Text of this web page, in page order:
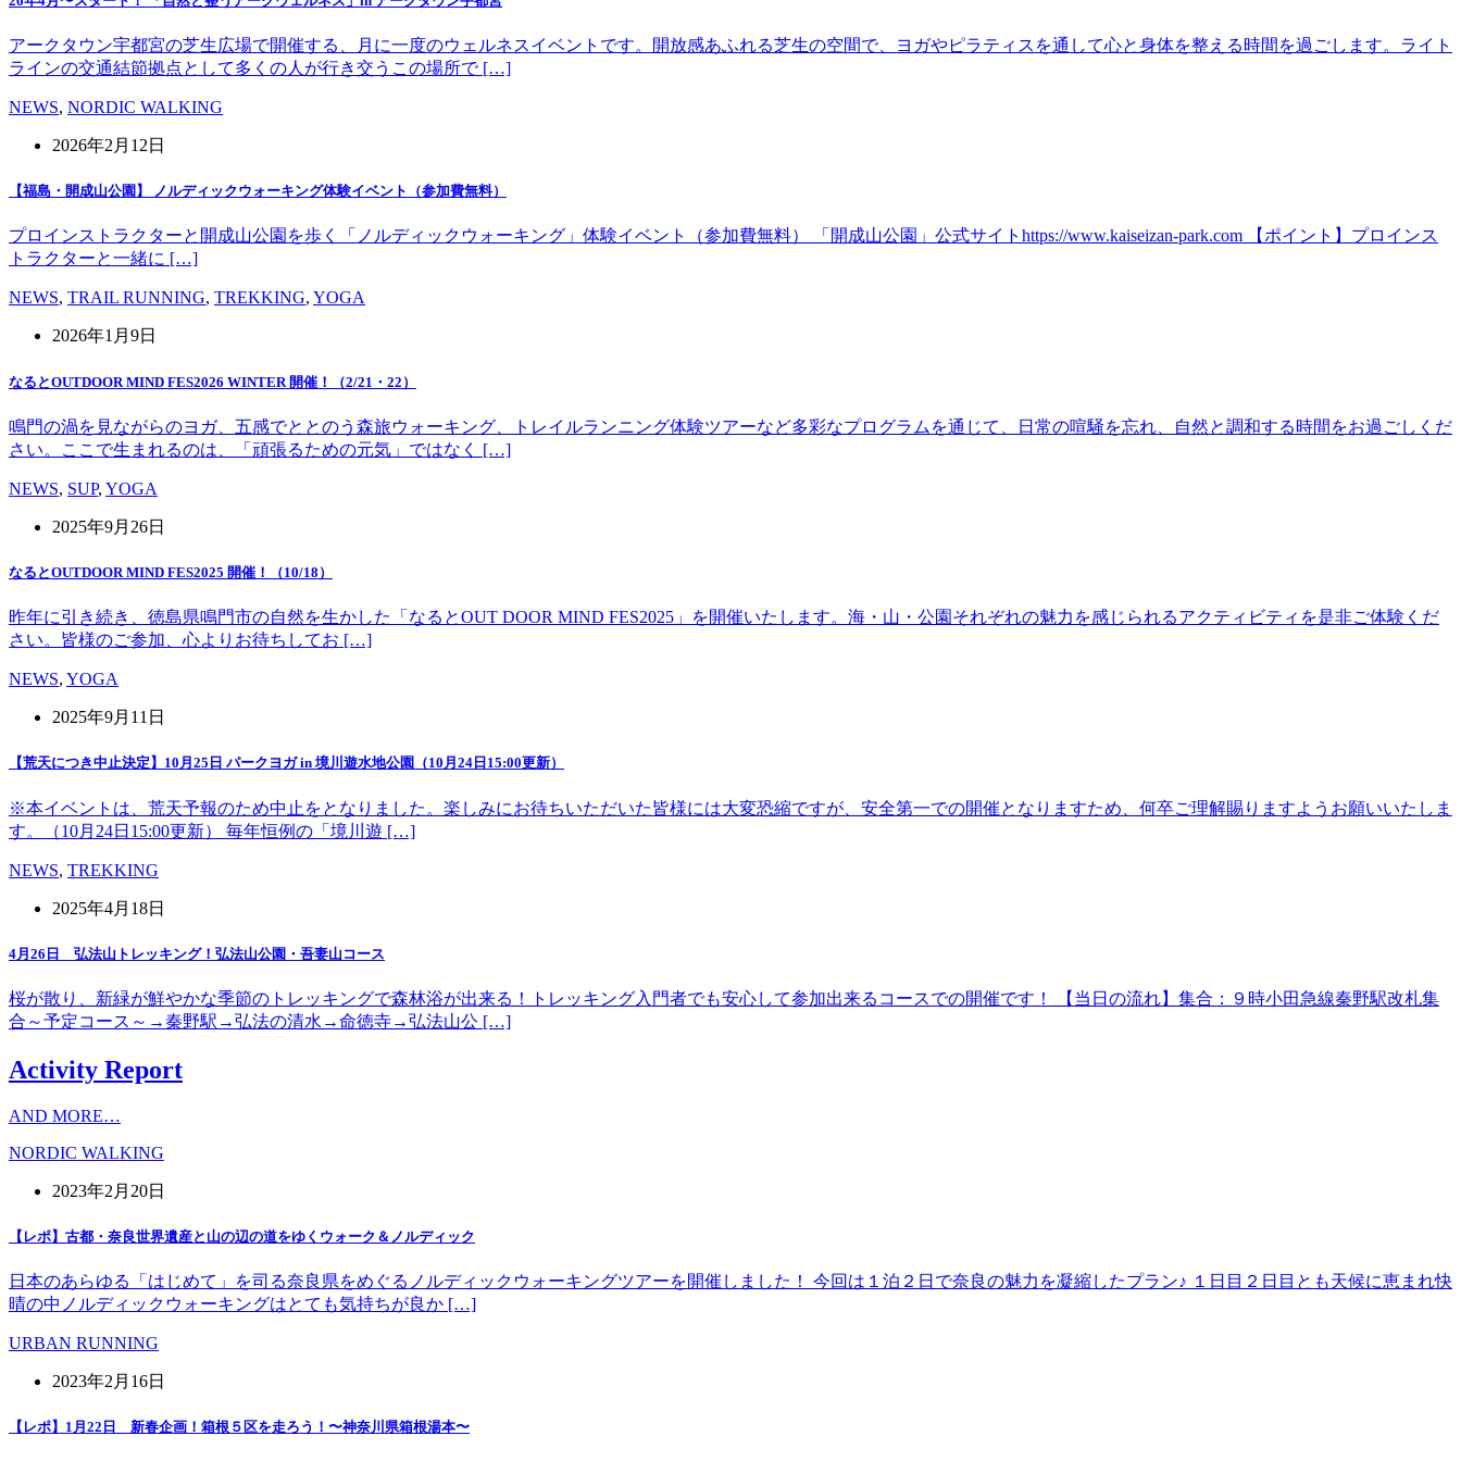
アークタウン宇都宮の芝生広場で開催する、月に一度のウェルネスイベントです。開放感あふれる芝生の空間で、ヨガやピラティスを通して心と身体を整える時間を過ごします。ライト
ラインの交通結節拠点として多くの人が行き交うこの場所で […]
NEWS, NORDIC WALKING
2026年2月12日
【福島・開成山公園】 ノルディックウォーキング体験イベント（参加費無料）
プロインストラクターと開成山公園を歩く「ノルディックウォーキング」体験イベント（参加費無料） 「開成山公園」公式サイトhttps://www.kaiseizan-park.com 【ポイント】プロインス
トラクターと一緒に […]
NEWS, TRAIL RUNNING, TREKKING, YOGA
2026年1月9日
なるとOUTDOOR MIND FES2026 WINTER 開催！（2/21・22）
鳴門の渦を見ながらのヨガ、五感でととのう森旅ウォーキング、トレイルランニング体験ツアーなど多彩なプログラムを通じて、日常の喧騒を忘れ、自然と調和する時間をお過ごしくだ
さい。ここで生まれるのは、「頑張るための元気」ではなく […]
NEWS, SUP, YOGA
2025年9月26日
なるとOUTDOOR MIND FES2025 開催！（10/18）
昨年に引き続き、徳島県鳴門市の自然を生かした「なるとOUT DOOR MIND FES2025」を開催いたします。海・山・公園それぞれの魅力を感じられるアクティビティを是非ご体験くだ
さい。皆様のご参加、心よりお待ちしてお […]
NEWS, YOGA
2025年9月11日
【荒天につき中止決定】10月25日 パークヨガ in 境川遊水地公園（10月24日15:00更新）
※本イベントは、荒天予報のため中止をとなりました。楽しみにお待ちいただいた皆様には大変恐縮ですが、安全第一での開催となりますため、何卒ご理解賜りますようお願いいたしま
す。（10月24日15:00更新） 毎年恒例の「境川遊 […]
NEWS, TREKKING
2025年4月18日
4月26日 弘法山トレッキング！弘法山公園・吾妻山コース
桜が散り、新緑が鮮やかな季節のトレッキングで森林浴が出来る！トレッキング入門者でも安心して参加出来るコースでの開催です！ 【当日の流れ】集合：９時小田急線秦野駅改札集
合～予定コース～→秦野駅→弘法の清水→命徳寺→弘法山公 […]
Activity Report
AND MORE…
NORDIC WALKING
2023年2月20日
【レポ】古都・奈良世界遺産と山の辺の道をゆくウォーク＆ノルディック
日本のあらゆる「はじめて」を司る奈良県をめぐるノルディックウォーキングツアーを開催しました！ 今回は１泊２日で奈良の魅力を凝縮したプラン♪ １日目２日目とも天候に恵まれ快
晴の中ノルディックウォーキングはとても気持ちが良か […]
URBAN RUNNING
2023年2月16日
【レポ】1月22日 新春企画！箱根５区を走ろう！〜神奈川県箱根湯本〜